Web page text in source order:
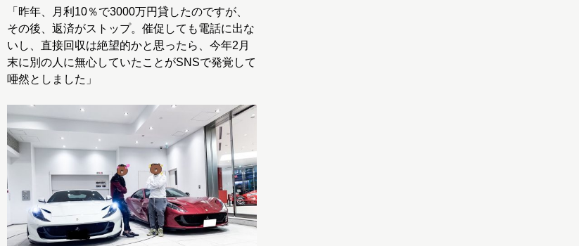
「昨年、月利10％で3000万円貸したのですが、
その後、返済がストップ。催促しても電話に出な
いし、直接回収は絶望的かと思ったら、今年2月
末に別の人に無心していたことがSNSで発覚して
唖然としました」